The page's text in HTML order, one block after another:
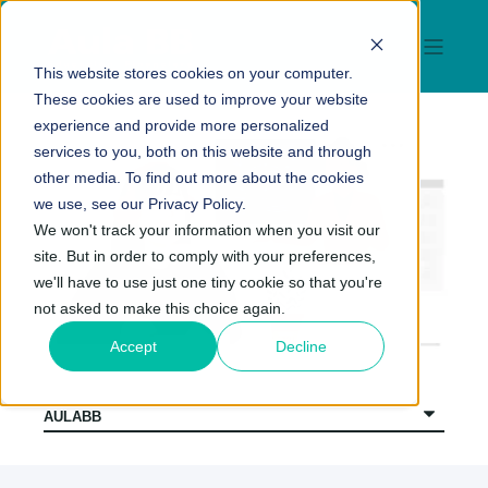
This website stores cookies on your computer.
These cookies are used to improve your website
experience and provide more personalized
services to you, both on this website and through
other media. To find out more about the cookies
we use, see our Privacy Policy.
We won't track your information when you visit our
site. But in order to comply with your preferences,
we'll have to use just one tiny cookie so that you're
not asked to make this choice again.
Accept Decline